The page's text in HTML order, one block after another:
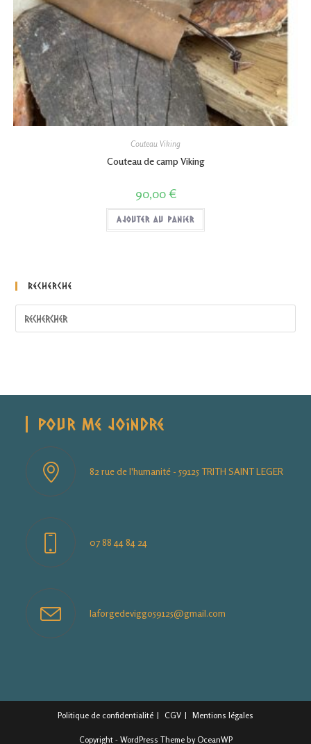
Couteau Viking
Couteau de camp Viking
90,00€
Ajouter au panier
Recherche
Pour Me Joindre
82 rue de l'humanité - 59125 TRITH SAINT LEGER
07 88 44 84 24
laforgedeviggo59125@gmail.com
Politique de confidentialité CGV Mentions légales
Copyright - WordPress Theme by OceanWP